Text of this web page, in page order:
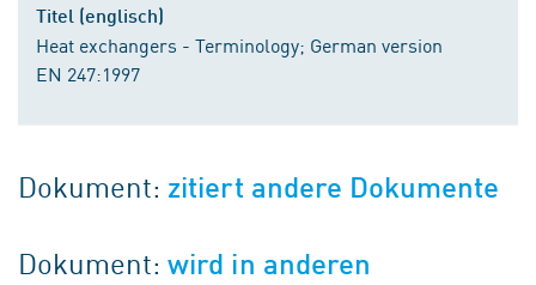
Titel (englisch)
Heat exchangers - Terminology; German version
EN 247:1997
Dokument: zitiert andere Dokumente
Dokument:wird in anderen